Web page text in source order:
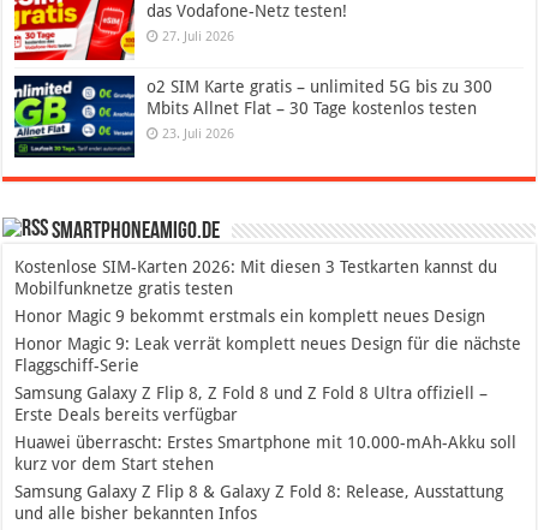
das Vodafone-Netz testen!
27. Juli 2026
o2 SIM Karte gratis – unlimited 5G bis zu 300
Mbits Allnet Flat – 30 Tage kostenlos testen
23. Juli 2026
SmartphoneAmigo.de
Kostenlose SIM-Karten 2026: Mit diesen 3 Testkarten kannst du
Mobilfunknetze gratis testen
Honor Magic 9 bekommt erstmals ein komplett neues Design
Honor Magic 9: Leak verrät komplett neues Design für die nächste
Flaggschiff-Serie
Samsung Galaxy Z Flip 8, Z Fold 8 und Z Fold 8 Ultra offiziell –
Erste Deals bereits verfügbar
Huawei überrascht: Erstes Smartphone mit 10.000-mAh-Akku soll
kurz vor dem Start stehen
Samsung Galaxy Z Flip 8 & Galaxy Z Fold 8: Release, Ausstattung
und alle bisher bekannten Infos